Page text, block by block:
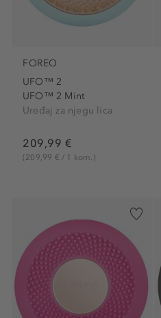
FOREO
UFO™ 2
UFO™ 2 Mint
Uređaj za njegu lica
209,99 €
(209,99 € / 1 kom.)